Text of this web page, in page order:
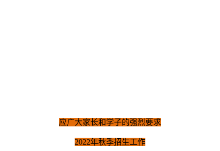
应广大家长和学子的强烈要求
2022年秋季招生工作